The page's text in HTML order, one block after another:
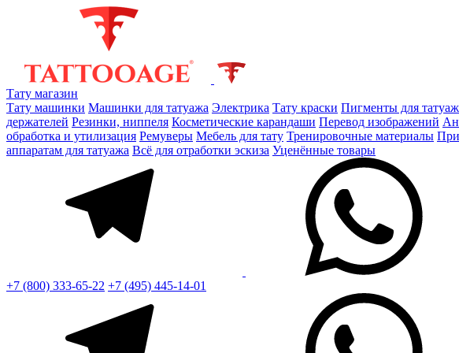
Тату магазин
Тату машинки Машинки для татуажа Электрика Тату краски Пигменты для
держателей Резинки, ниппеля Косметические карандаши Перевод изображений
обработка и утилизация Ремуверы Мебель для тату Тренировочные материалы
аппаратам для татуажа Всё для отработки эскиза Уценённые товары
+7 (800) 333-65-22 +7 (495) 445-14-01